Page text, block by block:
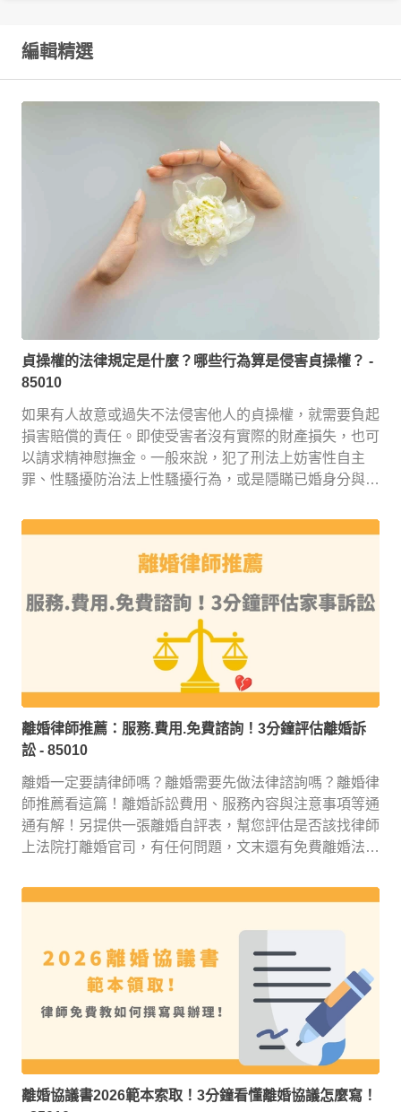
編輯精選
貞操權的法律規定是什麼？哪些行為算是侵害貞操權？ -
85010
如果有人故意或過失不法侵害他人的貞操權，就需要負起
損害賠償的責任。即使受害者沒有實際的財產損失，也可
以請求精神慰撫金。一般來說，犯了刑法上妨害性自主
罪、性騷擾防治法上性騷擾行為，或是隱瞞已婚身分與他
離婚律師推薦：服務.費用.免費諮詢！3分鐘評估離婚訴
訟- 85010
離婚一定要請律師嗎？離婚需要先做法律諮詢嗎？離婚律
師推薦看這篇！離婚訴訟費用、服務內容與注意事項等通
通有解！另提供一張離婚自評表，幫您評估是否該找律師
上法院打離婚官司，有任何問題，文末還有免費離婚法律
離婚協議書2026範本索取！3分鐘看懂離婚協議怎麼寫！